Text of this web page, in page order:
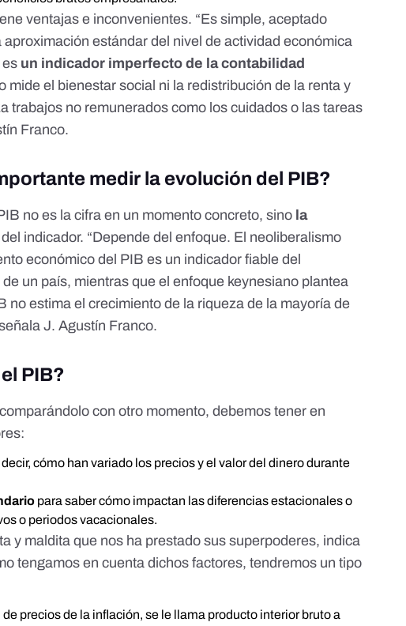
ventajas e inconvenientes. “Es simple, aceptado
estándar del nivel de actividad económica
es un indicador imperfecto de la contabilidad
mide el bienestar social ni la redistribución de la renta y
trabajos no remunerados como los cuidados o las tareas
Franco.
medir la evolución del PIB?
no es la cifra en un momento concreto, sino la
del indicador. “Depende del enfoque. El neoliberalismo
económico del PIB es un indicador fiable del
un país, mientras que el enfoque keynesiano plantea
no estima el crecimiento de la riqueza de la mayoría de
J. Agustín Franco.
PIB?
con otro momento, debemos tener en
decir, cómo han variado los precios y el valor del dinero durante
para saber cómo impactan las diferencias estacionales o
o periodos vacacionales.
y maldita que nos ha prestado sus superpoderes, indica
tengamos en cuenta dichos factores, tendremos un tipo
precios de la inflación, se le llama producto interior bruto a